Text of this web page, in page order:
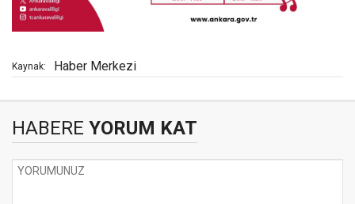
Kaynak: Haber Merkezi
HABERE YORUM KAT